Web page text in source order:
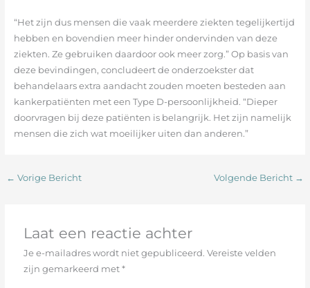
“Het zijn dus mensen die vaak meerdere ziekten tegelijkertijd
hebben en bovendien meer hinder ondervinden van deze
ziekten. Ze gebruiken daardoor ook meer zorg.” Op basis van
deze bevindingen, concludeert de onderzoekster dat
behandelaars extra aandacht zouden moeten besteden aan
kankerpatiënten met een Type D-persoonlijkheid. “Dieper
doorvragen bij deze patiënten is belangrijk. Het zijn namelijk
mensen die zich wat moeilijker uiten dan anderen.”
← Vorige Bericht Volgende Bericht →
Laat een reactie achter
Je e-mailadres wordt niet gepubliceerd. Vereiste velden
zijn gemarkeerd met*